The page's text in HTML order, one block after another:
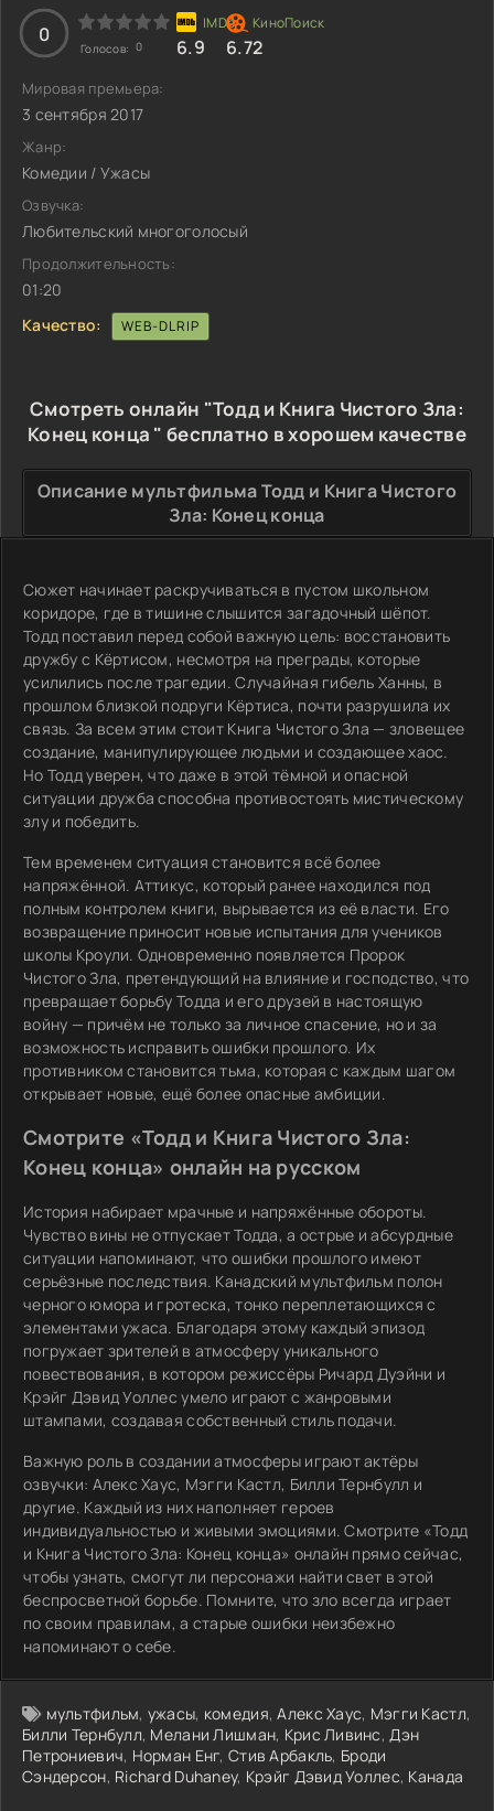
0
Голосов: 0 6.9 6.72
Мировая премьера:
3 сентября 2017
Жанр:
Комедии / Ужасы
Озвучка:
Любительский многоголосый
Продолжительность:
01:20
Качество:
WEB-DLRIP
Смотреть онлайн "Тодд и Книга Чистого Зла:
Конец конца " бесплатно в хорошем качестве
Описание мультфильма Тодд и Книга Чистого
Зла: Конец конца
Сюжет начинает раскручиваться в пустом школьном
коридоре, где в тишине слышится загадочный шёпот.
Тодд поставил перед собой важную цель: восстановить
дружбу с Кёртисом, несмотря на преграды, которые
усилились после трагедии. Случайная гибель Ханны, в
прошлом близкой подруги Кёртиса, почти разрушила их
связь. За всем этим стоит Книга Чистого Зла — зловещее
создание, манипулирующее людьми и создающее хаос.
Но Тодд уверен, что даже в этой тёмной и опасной
ситуации дружба способна противостоять мистическому
злу и победить.
Тем временем ситуация становится всё более
напряжённой. Аттикус, который ранее находился под
полным контролем книги, вырывается из её власти. Его
возвращение приносит новые испытания для учеников
школы Кроули. Одновременно появляется Пророк
Чистого Зла, претендующий на влияние и господство, что
превращает борьбу Тодда и его друзей в настоящую
войну — причём не только за личное спасение, но и за
возможность исправить ошибки прошлого. Их
противником становится тьма, которая с каждым шагом
открывает новые, ещё более опасные амбиции.
Смотрите «Тодд и Книга Чистого Зла:
Конец конца» онлайн на русском
История набирает мрачные и напряжённые обороты.
Чувство вины не отпускает Тодда, а острые и абсурдные
ситуации напоминают, что ошибки прошлого имеют
серьёзные последствия. Канадский мультфильм полон
черного юмора и гротеска, тонко переплетающихся с
элементами ужаса. Благодаря этому каждый эпизод
погружает зрителей в атмосферу уникального
повествования, в котором режиссёры Ричард Дуэйни и
Крэйг Дэвид Уоллес умело играют с жанровыми
штампами, создавая собственный стиль подачи.
Важную роль в создании атмосферы играют актёры
озвучки: Алекс Хаус, Мэгги Кастл, Билли Тернбулл и
другие. Каждый из них наполняет героев
индивидуальностью и живыми эмоциями. Смотрите «Тодд
и Книга Чистого Зла: Конец конца» онлайн прямо сейчас,
чтобы узнать, смогут ли персонажи найти свет в этой
беспросветной борьбе. Помните, что зло всегда играет
по своим правилам, а старые ошибки неизбежно
напоминают о себе.
мультфильм, ужасы, комедия,Алекс Хаус, Мэгги Кастл,
Билли Тернбулл, Мелани Лишман, Крис Ливинс,Дэн
Петрониевич, Норман Енг,Стив Арбакль, Броди
Сэндерсон, Richard Duhaney, Крэйг Дэвид Уоллес, Канада